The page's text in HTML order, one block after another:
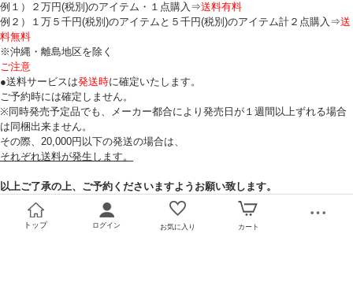
例１）２万円(税別)のアイテム・１点購入⇒送料有料
例２）１万５千円(税別)のアイテムと５千円(税別)のアイテム計２点購入⇒送
料無料
※沖縄・離島地区を除く
ご注意
●送料サービスは発送時に確定いたします。
ご予約時には確定しません。
※同時発売予定品でも、メーカー都合により発売日が１週間以上ずれる場合
は同梱出来ません。
その際、20,000円以下の発送の場合は、
それぞれ送料が発生します。
以上ご了承の上、ご予約くださいますようお願い致します。
トップ ログイン お気に入り カート